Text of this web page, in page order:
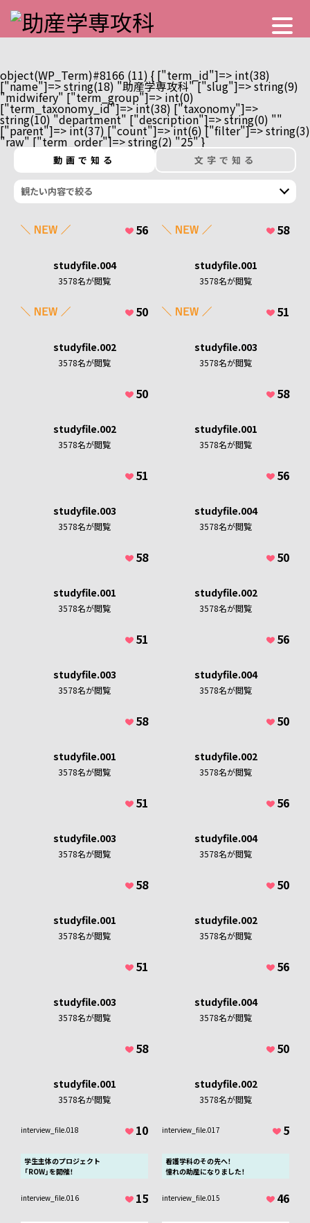
ヒロコクについて
スペシャルコンテンツ
未来インデックス
（いろんな仕事）
保健医療学部
診療放射線学科
医療技術学科
臨床工学専攻
救急救命学科
総合リハビリテーション学部
リハビリテーション学科
作業療法学専攻
言語聴覚療法学専攻
健康スポーツ学部
医療経営学科
看護学科
助産学専攻科
ヒロコクのひとびと
わたしの居場所
広島県の魅力
活発なクラブ&サークル
学生寮・一人暮らし
文字で知る学科情報はこちら
広島国際大学入試情報サイト
object(WP_Term)#8166 (11) { ["term_id"]=> int(38)
["name"]=> string(18) "助産学専攻科" ["slug"]=> string(9)
"midwifery" ["term_group"]=> int(0)
["term_taxonomy_id"]=> int(38) ["taxonomy"]=>
string(10) "department" ["description"]=> string(0) ""
["parent"]=> int(37) ["count"]=> int(6) ["filter"]=> string(3)
"raw" ["term_order"]=> string(2) "25" }
動画で知る 文字で知る
56
studyfile.004
3578名が閲覧
58
studyfile.001
3578名が閲覧
50
studyfile.002
3578名が閲覧
51
studyfile.003
3578名が閲覧
50
studyfile.002
3578名が閲覧
58
studyfile.001
3578名が閲覧
51
studyfile.003
3578名が閲覧
56
studyfile.004
3578名が閲覧
58
studyfile.001
3578名が閲覧
50
studyfile.002
3578名が閲覧
51
studyfile.003
3578名が閲覧
56
studyfile.004
3578名が閲覧
58
studyfile.001
3578名が閲覧
50
studyfile.002
3578名が閲覧
51
studyfile.003
3578名が閲覧
56
studyfile.004
3578名が閲覧
58
studyfile.001
3578名が閲覧
50
studyfile.002
3578名が閲覧
51
studyfile.003
3578名が閲覧
56
studyfile.004
3578名が閲覧
58
studyfile.001
3578名が閲覧
50
studyfile.002
3578名が閲覧
interview_file.018 10
学生主体のプロジェクト
「ROW」を開催！
interview_file.017 5
看護学科のその先へ！
憧れの助産になりました！
interview_file.016 15 interview_file.015 46
あなたのメッセージが